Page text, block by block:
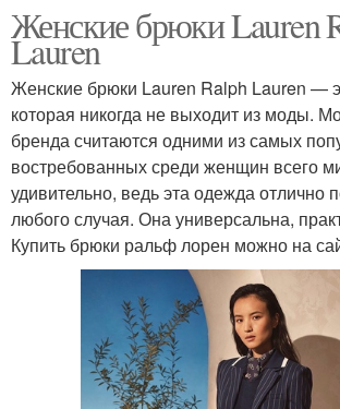
Женские брюки Lauren
Lauren
Женские брюки Lauren Ralph Lauren —
которая никогда не выходит из моды.
бренда считаются одними из самых
востребованных среди женщин всего
удивительно, ведь эта одежда отлично
любого случая. Она универсальна,
Купить брюки ральф лорен можно на